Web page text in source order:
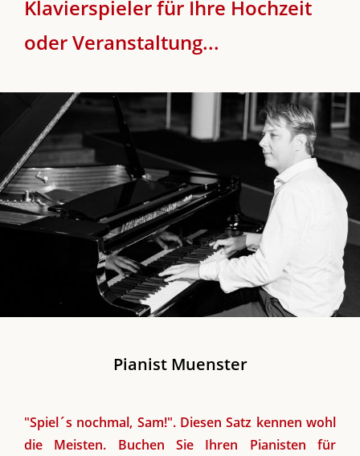
Klavierspieler für Ihre Hochzeit
oder Veranstaltung...
Pianist Muenster
"Spiel´s nochmal, Sam!". Diesen Satz kennen wohl
die Meisten. Buchen Sie Ihren Pianisten für